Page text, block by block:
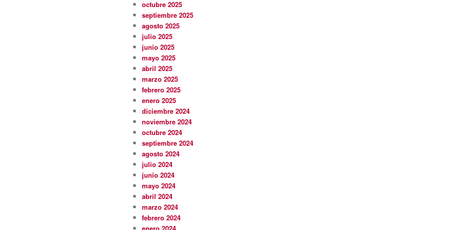
octubre 2025
septiembre 2025
agosto 2025
julio 2025
junio 2025
mayo 2025
abril 2025
marzo 2025
febrero 2025
enero 2025
diciembre 2024
noviembre 2024
octubre 2024
septiembre 2024
agosto 2024
julio 2024
junio 2024
mayo 2024
abril 2024
marzo 2024
febrero 2024